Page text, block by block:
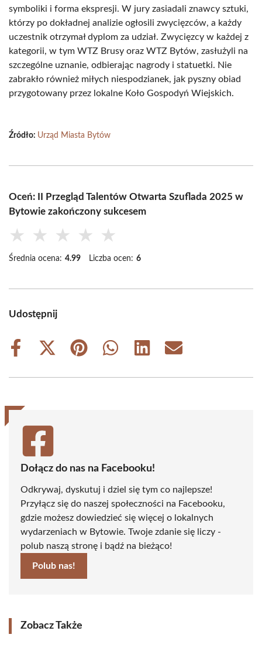
symboliki i forma ekspresji. W jury zasiadali znawcy sztuki,
którzy po dokładnej analizie ogłosili zwycięzców, a każdy
uczestnik otrzymał dyplom za udział. Zwycięzcy w każdej z
kategorii, w tym WTZ Brusy oraz WTZ Bytów, zasłużyli na
szczególne uznanie, odbierając nagrody i statuetki. Nie
zabrakło również miłych niespodzianek, jak pyszny obiad
przygotowany przez lokalne Koło Gospodyń Wiejskich.
Źródło: Urząd Miasta Bytów
Oceń: II Przegląd Talentów Otwarta Szuflada 2025 w
Bytowie zakończony sukcesem
★ ★ ★ ★ ★
Średnia ocena: 4.99 Liczba ocen: 6
Udostępnij
Share
Share
(Twitter)
Share
Share
Share
Share
Dołącz do nas na Facebooku!
Odkrywaj, dyskutuj i dziel się tym co najlepsze!
Przyłącz się do naszej społeczności na Facebooku,
gdzie możesz dowiedzieć się więcej o lokalnych
wydarzeniach w Bytowie. Twoje zdanie się liczy -
polub naszą stronę i bądź na bieżąco!
Polub nas!
Zobacz Także